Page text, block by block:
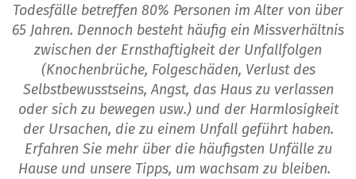
Todesfälle betreffen 80% Personen im Alter von über
65 Jahren. Dennoch besteht häufig ein Missverhältnis
zwischen der Ernsthaftigkeit der Unfallfolgen
(Knochenbrüche, Folgeschäden, Verlust des
Selbstbewusstseins, Angst, das Haus zu verlassen
oder sich zu bewegen usw.) und der Harmlosigkeit
der Ursachen, die zu einem Unfall geführt haben.
Erfahren Sie mehr über die häufigsten Unfälle zu
Hause und unsere Tipps, um wachsam zu bleiben.